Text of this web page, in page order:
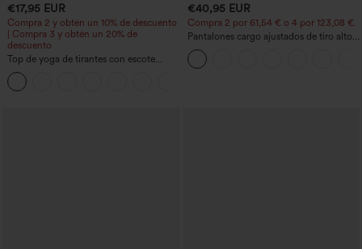
€17,95 EUR
Compra 2 y obtén un 10% de descuento
| Compra 3 y obtén un 20% de
descuento
Top de yoga de tirantes con escote
redondo, fruncido y tacto fresco -
UPF50+
€40,95 EUR
Compra 2 por 61,54 € o 4 por 123,08 €.
Pantalones cargo ajustados de tiro alto
con múltiples bolsillos y cremallera con
botones